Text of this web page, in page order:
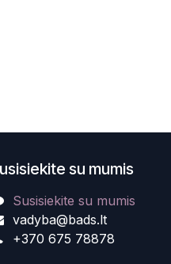
su mumis
Susisiekite su mumis
vadyba@bads.lt
+370 675 78878